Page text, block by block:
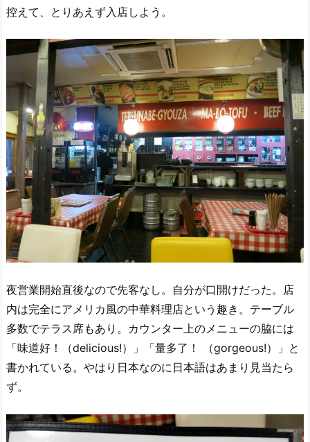
控えて、とりあえず入店しよう。
夜営業開始直後なので先客なし。自分が口開けだった。店
内は完全にアメリカ風の中華料理店という趣き。テーブル
多数でテラス席もあり。カウンター上のメニューの脇には
「味道好！（delicious!）」「量多了！ （gorgeous!）」と
書かれている。やはり日本なのに日本語はあまり見当たら
ず。